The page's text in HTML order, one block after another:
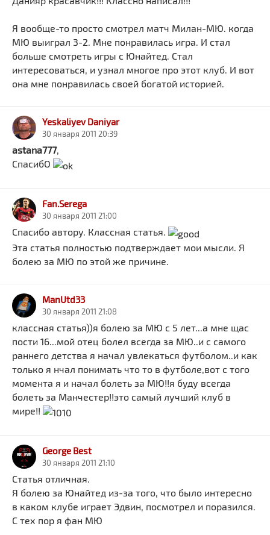
Я вообще-то просто смотрел матч Милан-МЮ. когда
МЮ выиграл 3-2. Мне понравилась игра. И стал
больше смотреть игры с Юнайтед. Стал
интересоваться, и узнал многое про этот клуб. И вот
она мне понравилась своей богатой историей.
Yeskaliyev Daniyar
30 января 2011 20:39
astana777,
СпасибО
Fan.Serega
30 января 2011 21:00
Спасибо автору. Классная статья.
Эта статья полностью подтверждает мои мысли. Я
болею за МЮ по этой же причине.
ManUtd33
30 января 2011 21:08
классная статья))я болею за МЮ с 5 лет...а мне щас
пости 16...мой отец болел всегда за МЮ..и с самого
раннего детства я начал увлекаться футболом..и как
только я нчал понимать что то в футболе,вот с того
момента я и начал болеть за МЮ!!я буду всегда
болеть за Манчестер!!это самый лучший клуб в
мире!!
George Best
30 января 2011 21:10
Статья отличная.
Я болею за Юнайтед из-за того, что было интересно
в каком клубе играет Эдвин, посмотрел и поразился.
С тех пор я фан МЮ